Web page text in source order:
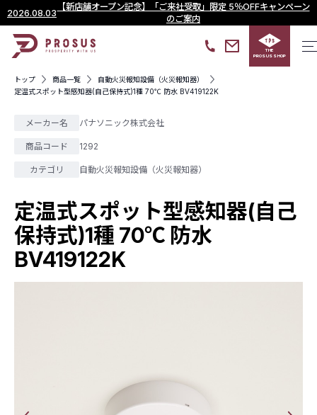
2026.08.03
【新店舗オープン記念】「ご来社受取」限定 5％OFFキャンペーン
のご案内
THE
PROSUS SHOP
トップ 商品一覧
自動火災報知設備（火災報知器）
定温式スポット型感知器(自己保持式)1種 70℃ 防水 BV419122K
メーカー名 パナソニック株式会社
商品コード 1292
カテゴリ 自動火災報知設備（火災報知器）
定温式スポット型感知器(自己
保持式)1種 70℃ 防水
BV419122K